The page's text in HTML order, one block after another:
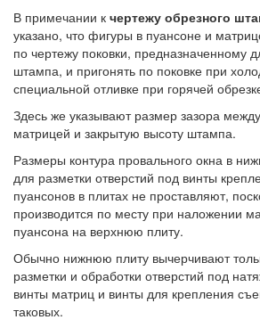
В примечании к чертежу обрезного
указано, что фигуры в пуансоне и
по чертежу поковки, предназначенному
штампа, и пригонять по поковке при
специальной отливке при горячей
Здесь же указывают размер зазора
матрицей и закрытую высоту штампа.
Размеры контура провального окна в
для разметки отверстий под винты
пуансонов в плитах не проставляют,
производится по месту при наложении
пуансона на верхнюю плиту.
Обычно нижнюю плиту вычерчивают
разметки и обработки отверстий под
винты матриц и винты для крепления
таковых.